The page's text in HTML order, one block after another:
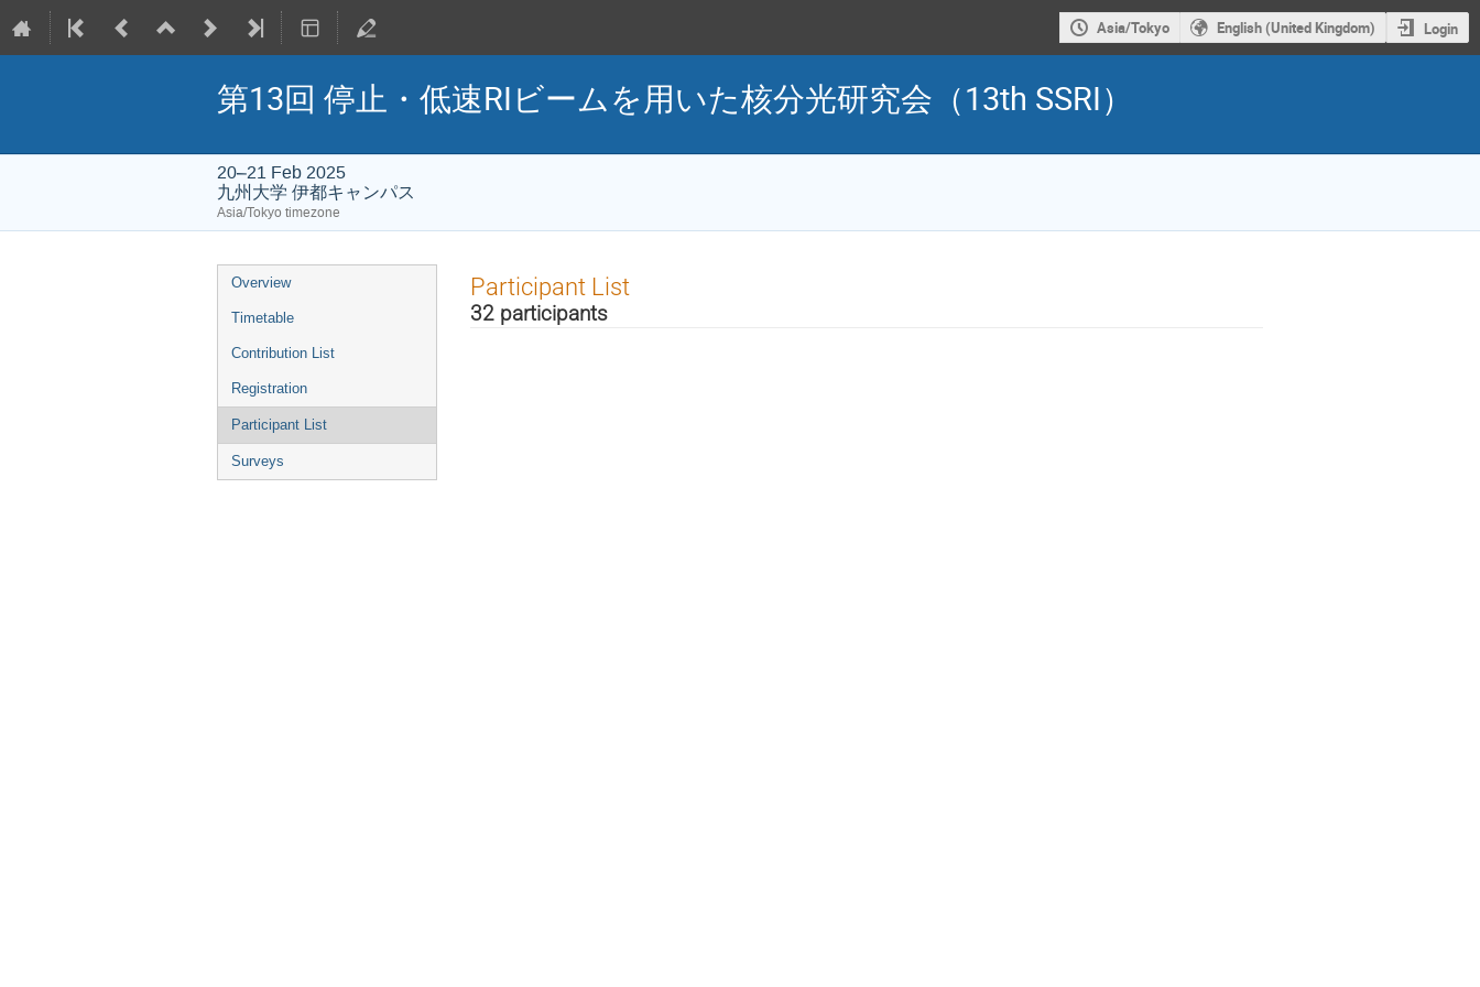
Asia/Tokyo English (United Kingdom) Login
第13回 停止・低速RIビームを用いた核分光研究会（13th SSRI）
20–21 Feb 2025
九州大学 伊都キャンパス
Asia/Tokyo timezone
Event
menu
Overview
Timetable
Contribution List
Registration
Participant List
Surveys
Participant List
32 participants